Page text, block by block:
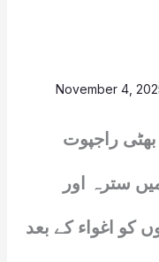
November 4,
بھٹی راجپوت
سترہ اور
کو اغواء کے بعد